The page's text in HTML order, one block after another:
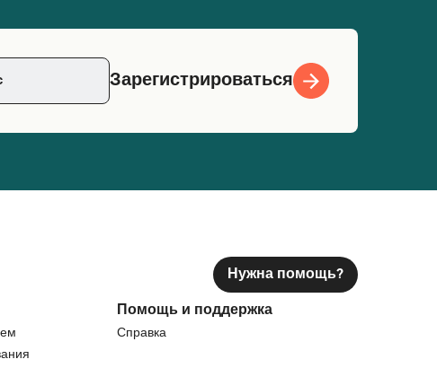
Зарегистрироваться
Нужна помощь?
Помощь и поддержка
Справка